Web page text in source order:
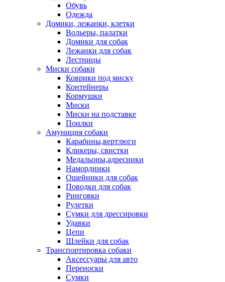
Обувь
Одежда
Домики, лежанки, клетки
Вольеры, палатки
Домики для собак
Лежанки для собак
Лестницы
Миски собаки
Коврики под миску
Контейнеры
Кормушки
Миски
Миски на подставке
Поилки
Амуниция собаки
Карабины,вертлюги
Кликеры, свистки
Медальоны,адресники
Намордники
Ошейники для собак
Поводки для собак
Ринговки
Рулетки
Сумки для дрессировки
Удавки
Цепи
Шлейки для собак
Транспортировка собаки
Аксессуары для авто
Переноски
Сумки